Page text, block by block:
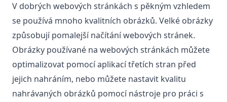
V dobrých webových stránkách s pěkným vzhledem
se používá mnoho kvalitních obrázků. Velké obrázky
způsobují pomalejší načítání webových stránek.
Obrázky používané na webových stránkách můžete
optimalizovat pomocí aplikací třetích stran před
jejich nahráním, nebo můžete nastavit kvalitu
nahrávaných obrázků pomocí nástroje pro práci s